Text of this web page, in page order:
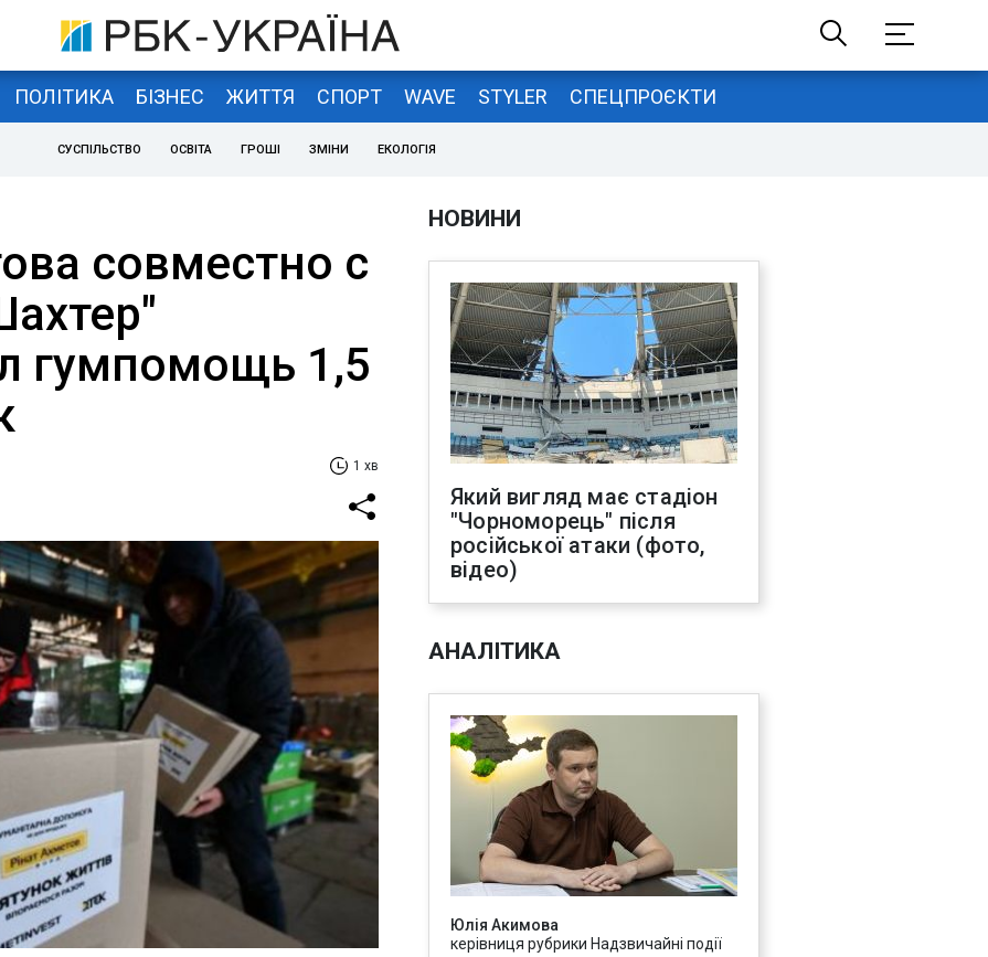
ПОЛІТИКА БІЗНЕС ЖИТТЯ СПОРТ WAVE STYLER СПЕЦПРОЄКТИ
СУСПІЛЬСТВО ОСВІТА ГРОШІ ЗМІНИ ЕКОЛОГІЯ
совместно с
гумпомощь 1,5
1 хв
НОВИНИ
Який вигляд має стадіон
"Чорноморець" після
російської атаки (фото,
відео)
АНАЛІТИКА
Юлія Акимова
керівниця рубрики Надзвичайні події